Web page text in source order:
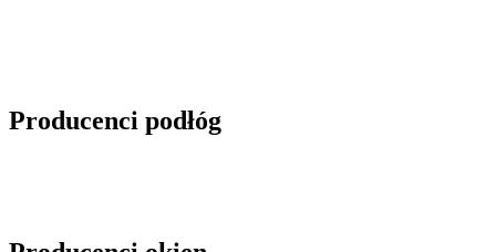
Producenci podłóg